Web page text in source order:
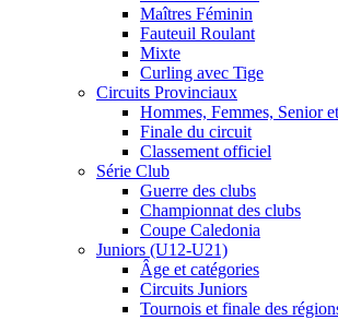
Maîtres Féminin
Fauteuil Roulant
Mixte
Curling avec Tige
Circuits Provinciaux
Hommes, Femmes, Senior
Finale du circuit
Classement officiel
Série Club
Guerre des clubs
Championnat des clubs
Coupe Caledonia
Juniors (U12-U21)
Âge et catégories
Circuits Juniors
Tournois et finale des